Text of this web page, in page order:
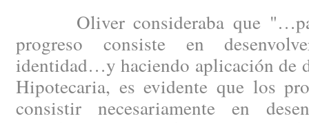
Oliver consideraba que
progreso consiste en
identidad…y haciendo aplicación de
Hipotecaria, es evidente que los
consistir necesariamente en